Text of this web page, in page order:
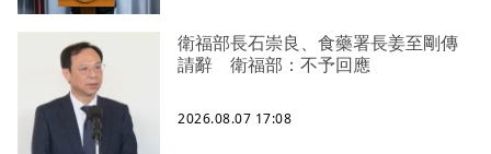
衛福部長石崇良、食藥署長姜至剛傳
請辭 衛福部：不予回應
2026.08.07 17:08